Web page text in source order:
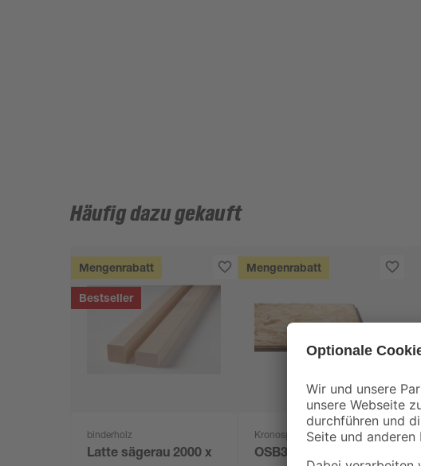
Häufig dazu gekauft
Mengenrabatt
Bestseller
binderholz
Latte sägerau 2000 x
Mengenrabatt
Kronospan
OSB3-Verlegeplatte